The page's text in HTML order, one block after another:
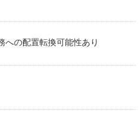
への配置転換可能性あり